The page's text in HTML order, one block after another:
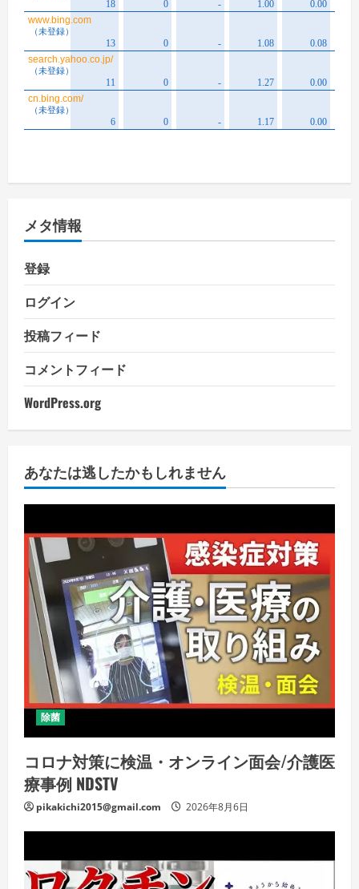
メタ情報
登録
ログイン
投稿フィード
コメントフィード
WordPress.org
あなたは逃したかもしれません
除菌
コロナ対策に検温・オンライン面会/介護医
療事例 NDSTV
pikakichi2015@gmail.com 2026年8月6日